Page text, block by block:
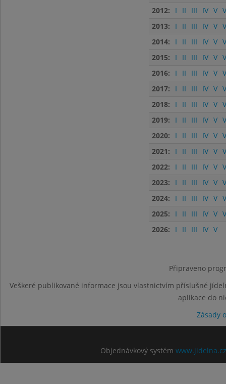
2012:
I II III IV V
2013:
I II III IV V
2014:
I II III IV V
2015:
I II III IV V
2016:
I II III IV V
2017:
I II III IV V
2018:
I II III IV V
2019:
I II III IV V
2020:
I II III IV V
2021:
I II III IV V
2022:
I II III IV V
2023:
I II III IV V
2024:
I II III IV V
2025:
I II III IV V
2026:
I II III IV V
Připraveno
Veškeré publikované informace jsou vlastnictvím příslušné
aplikace do
Zásady
Objednávkový systém www.jidelna.cz